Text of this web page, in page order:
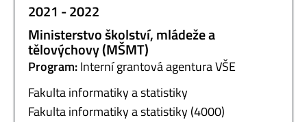
2021 - 2022
Ministerstvo školství, mládeže a
tělovýchovy (MŠMT)
Program:Interní grantová agentura VŠE
Fakulta informatiky a statistiky
Fakulta informatiky a statistiky (4000)